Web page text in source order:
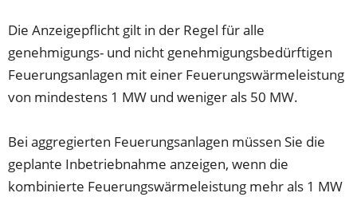
Die Anzeigepflicht gilt in der Regel für alle
genehmigungs- und nicht genehmigungsbedürftigen
Feuerungsanlagen mit einer Feuerungswärmeleistung
von mindestens 1 MW und weniger als 50 MW.
Bei aggregierten Feuerungsanlagen müssen Sie die
geplante Inbetriebnahme anzeigen, wenn die
kombinierte Feuerungswärmeleistung mehr als 1 MW